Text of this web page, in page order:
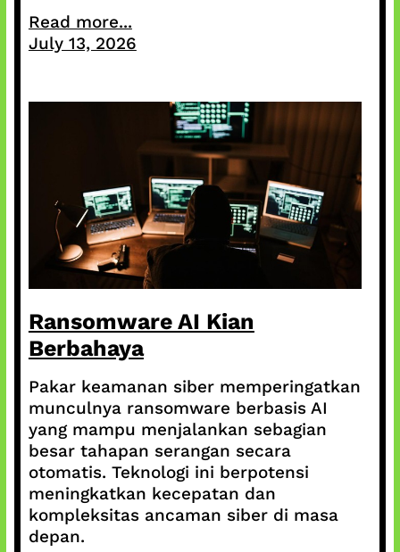
Read more...
July 13, 2026
Ransomware AI Kian
Berbahaya
Pakar keamanan siber memperingatkan
munculnya ransomware berbasis AI
yang mampu menjalankan sebagian
besar tahapan serangan secara
otomatis. Teknologi ini berpotensi
meningkatkan kecepatan dan
kompleksitas ancaman siber di masa
depan.